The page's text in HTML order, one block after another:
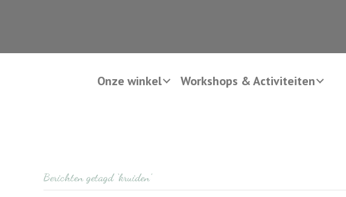
Onze winkel Workshops & Activiteiten
Berichten getagd ‘kruiden’